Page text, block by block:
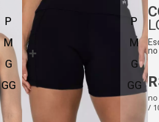
P
M
G
GG
P
M
G
GG
no
/